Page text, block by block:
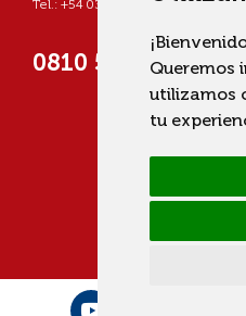
Queremos
utilizamos
tu
Tel.: +54 0387 4268800
0810 555 822725